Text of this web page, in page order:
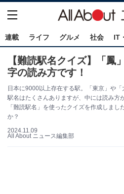
連載 ライフ グルメ 社会 IT
【難読駅名クイズ】「鳳
字の読み方です！
日本に9000以上存在する駅。「東京」や
駅名はたくさんありますが、中には読み方
「難読駅名」を使ったクイズを作成しま
か？
2024.11.09
All About ニュース編集部